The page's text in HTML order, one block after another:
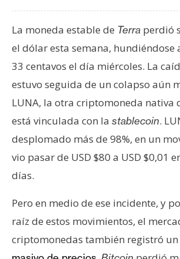
La moneda estable de Terra perdió
el dólar esta semana, hundiéndose
33 centavos el día miércoles. La
estuvo seguida de un colapso aún
LUNA, la otra criptomoneda nativa
está vinculada con la stablecoin.
desplomado más de 98%, en un
vio pasar de USD $80 a USD $0,01
días.
Pero en medio de ese incidente, y
raíz de estos movimientos, el
criptomonedas también registró un